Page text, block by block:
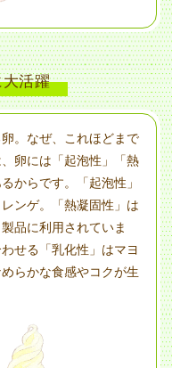
活躍
。なぜ、これほどまで
卵には「起泡性」「熱
からです。「起泡性」
ンゲ。「熱凝固性」は
品に利用されていま
せる「乳化性」はマヨ
らかな食感やコクが生